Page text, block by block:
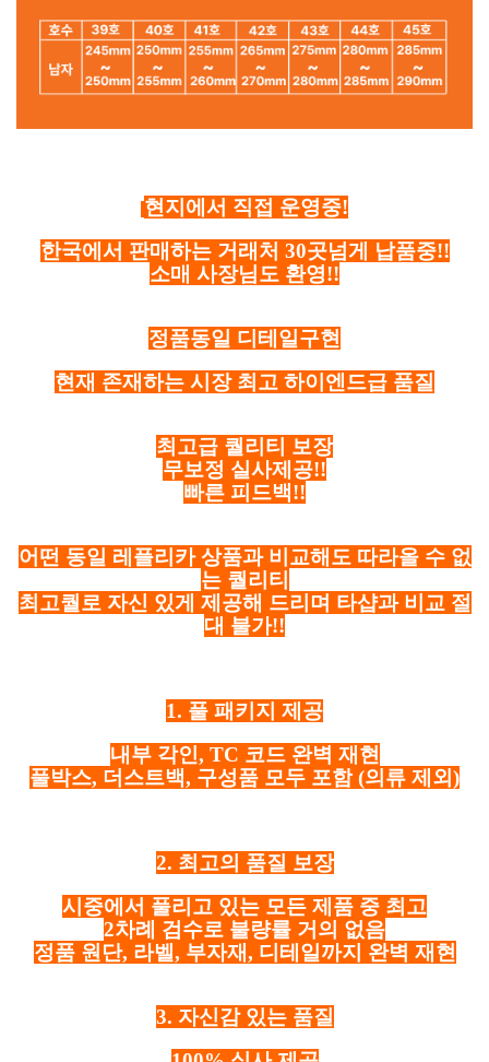
현지에서 직접 운영중!
한국에서 판매하는 거래처 30곳넘게 납품중!!
소매 사장님도 환영!!
정품동일 디테일구현
현재 존재하는 시장 최고 하이엔드급 품질
최고급 퀄리티 보장
무보정 실사제공!!
빠른 피드백!!
어떤 동일 레플리카 상품과 비교해도 따라올 수 없
는 퀄리티
최고퀄로 자신 있게 제공해 드리며 타샵과 비교 절
대 불가!!
1. 풀 패키지 제공
내부 각인, TC 코드 완벽 재현
풀박스, 더스트백, 구성품 모두 포함 (의류 제외)
2. 최고의 품질 보장
시중에서 풀리고 있는 모든 제품 중 최고
2차례 검수로 불량률 거의 없음
정품 원단, 라벨, 부자재, 디테일까지 완벽 재현
3. 자신감 있는 품질